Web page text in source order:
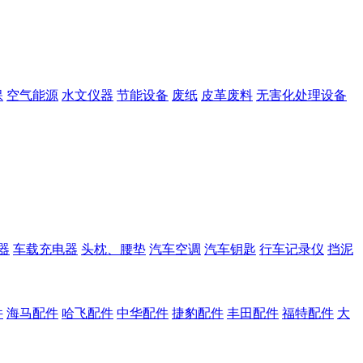
空气能源 水文仪器 节能设备 废纸 皮革废料 无害化处理设备
车载充电器 头枕、腰垫 汽车空调 汽车钥匙 行车记录仪 挡泥
海马配件 哈飞配件 中华配件 捷豹配件 丰田配件 福特配件 大